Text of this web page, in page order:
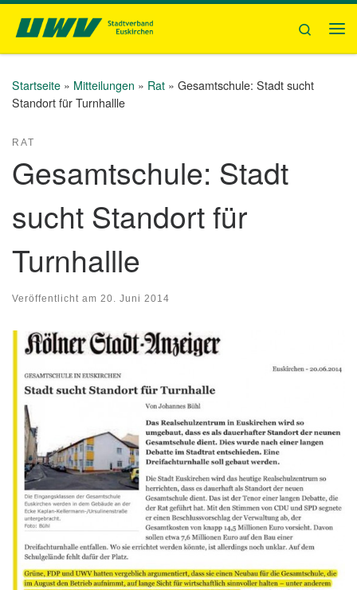
Zum Inhalt springen
Search
Startseite » Mitteilungen » Rat » Gesamtschule: Stadt sucht
Standort für Turnhallle
RAT
Gesamtschule: Stadt
sucht Standort für
Turnhallle
Veröffentlicht am 20. Juni 2014